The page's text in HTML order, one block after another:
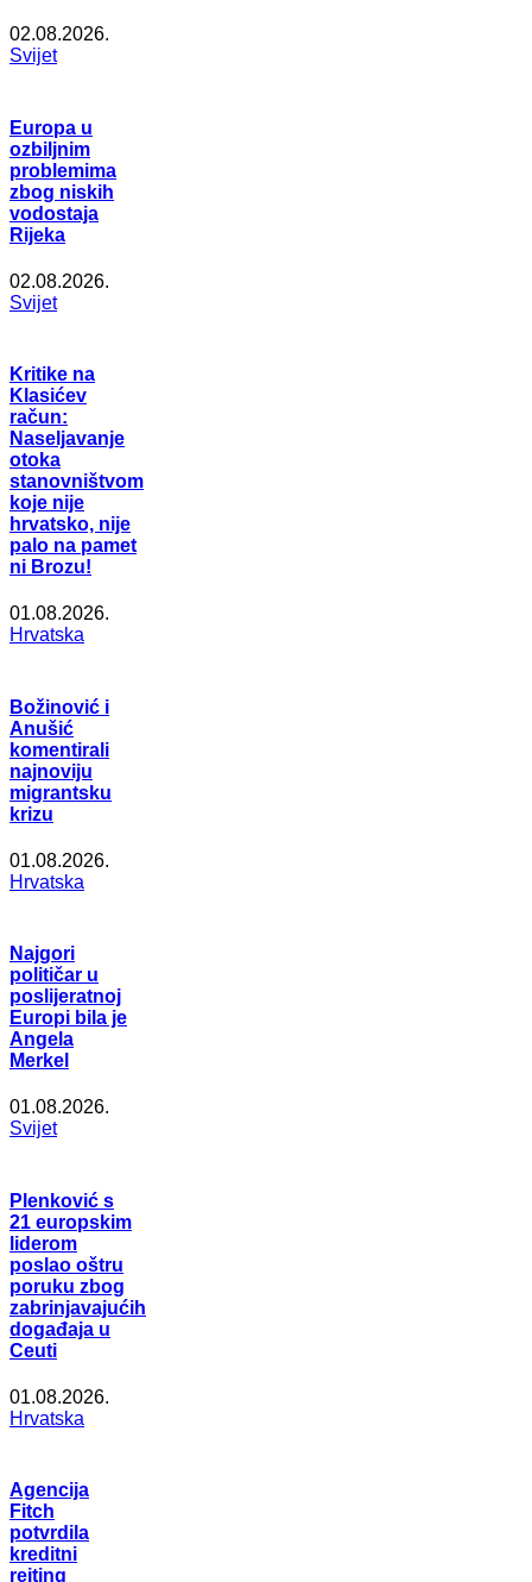
02.08.2026.
Svijet
Europa u
ozbiljnim
problemima
zbog niskih
vodostaja
Rijeka
02.08.2026.
Svijet
Kritike na
Klasićev
račun:
Naseljavanje
otoka
stanovništvom
koje nije
hrvatsko, nije
palo na pamet
ni Brozu!
01.08.2026.
Hrvatska
Božinović i
Anušić
komentirali
najnoviju
migrantsku
krizu
01.08.2026.
Hrvatska
Najgori
političar u
poslijeratnoj
Europi bila je
Angela
Merkel
01.08.2026.
Svijet
Plenković s
21 europskim
liderom
poslao oštru
poruku zbog
zabrinjavajućih
događaja u
Ceuti
01.08.2026.
Hrvatska
Agencija
Fitch
potvrdila
kreditni
rejting